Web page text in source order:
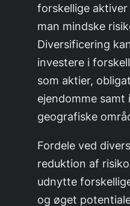
forskellige
man mindske
Diversificering
investere i
som aktier,
ejendomme samt
geografiske
Fordele ved
reduktion af
udnytte
og øget